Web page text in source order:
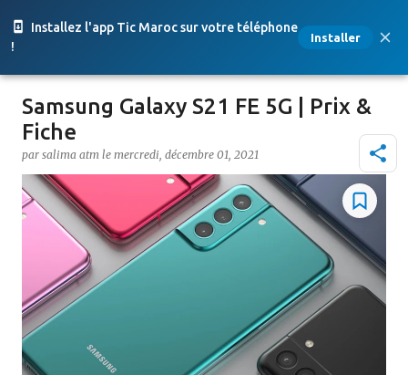
Installez l'app Tic Maroc sur votre téléphone
!
Installer
Accéder au contenu principal
Samsung Galaxy S21 FE 5G | Prix &
Fiche
par salima atm le mercredi, décembre 01, 2021